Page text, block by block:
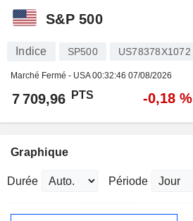
S&P 500
Indice SP500 US78378X1072
Marché Fermé - USA00:32:46 07/08/2026
7 709,96 PTS -0,18 %
Graphique
Durée Période